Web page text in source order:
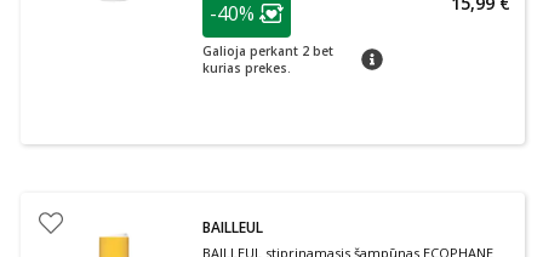
Lojalumo klubo narių nuolaida
-40%
Galioja perkant 2 bet
kurias prekes.
patarimas
BAILLEUL
BAILLEUL stiprinamasis šampūnas ECOPHANE